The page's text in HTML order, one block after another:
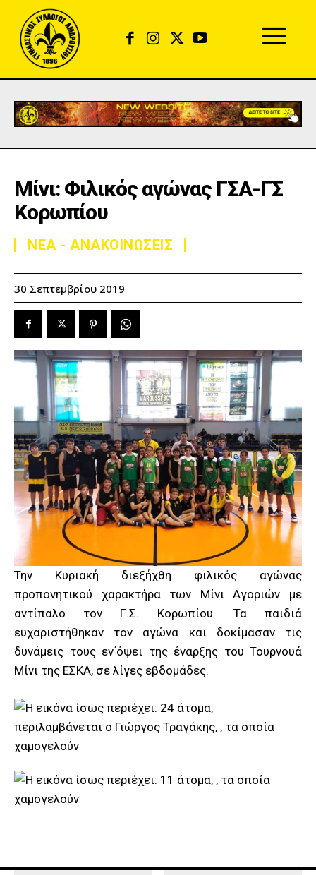
Μίνι: Φιλικός αγώνας ΓΣΑ-ΓΣ
Κορωπίου
ΝΕΑ - ΑΝΑΚΟΙΝΩΣΕΙΣ
30 Σεπτεμβρίου 2019
Την Κυριακή διεξήχθη φιλικός αγώνας
προπονητικού χαρακτήρα των Μίνι Αγοριών με
αντίπαλο τον Γ.Σ. Κορωπίου. Τα παιδιά
ευχαριστήθηκαν τον αγώνα και δοκίμασαν τις
δυνάμεις τους εν΄όψει της έναρξης του Τουρνουά
Μίνι της ΕΣΚΑ, σε λίγες εβδομάδες.